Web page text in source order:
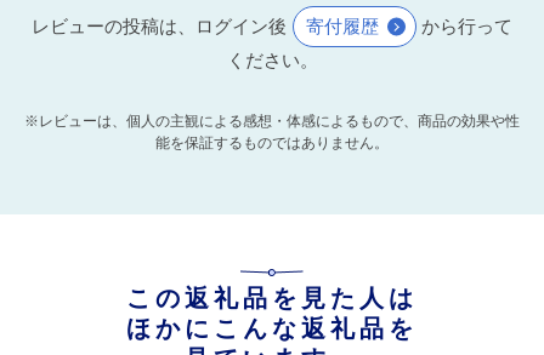
レビューの投稿は、ログイン後 寄付履歴
から行って
ください。
※レビューは、個人の主観による感想・体感によるもので、商品の効果や性
能を保証するものではありません。
この返礼品を見た人は
ほかにこんな返礼品を